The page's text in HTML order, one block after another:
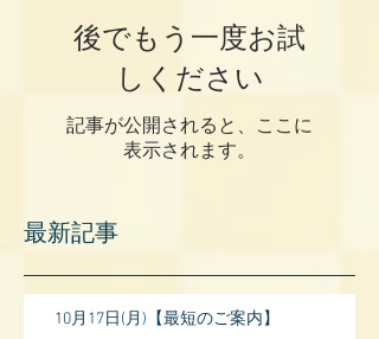
後でもう一度お試
しください
記事が公開されると、ここに
表示されます。
最新記事
10月17日(月)【最短のご案内】